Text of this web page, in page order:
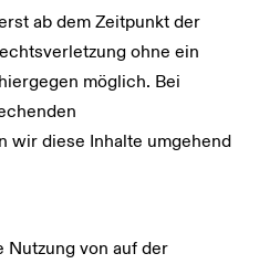
ab dem Zeitpunkt der
ohne ein
möglich. Bei
wir diese Inhalte umgehend
Nutzung von auf der